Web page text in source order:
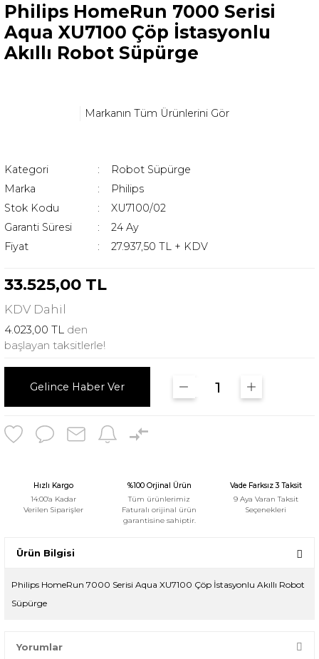
Philips HomeRun 7000 Serisi
Aqua XU7100 Çöp İstasyonlu
Akıllı Robot Süpürge
Markanın Tüm Ürünlerini Gör
Kategori
Robot Süpürge
Marka
Philips
Stok Kodu
XU7100/02
Garanti Süresi
24 Ay
Fiyat
27.937,50 TL + KDV
33.525,00 TL
KDV Dahil
4.023,00 TL den
başlayan taksitlerle!
Gelince Haber Ver
Hızlı Kargo
14:00'a Kadar
Verilen Siparişler
%100 Orjinal Ürün
Tüm ürünlerimiz
Faturalı orijinal ürün
garantisine sahiptir.
Vade Farksız 3 Taksit
9 Aya Varan Taksit
Seçenekleri
Ürün Bilgisi
Philips HomeRun 7000 Serisi Aqua XU7100 Çöp İstasyonlu Akıllı Robot
Süpürge
Yorumlar